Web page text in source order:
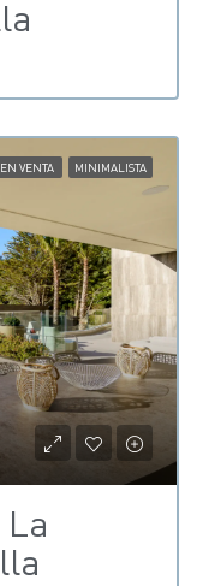
EN VENTA MINIMALISTA